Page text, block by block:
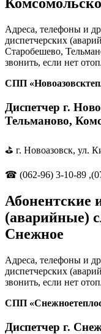
Адреса, телефоны и
диспетчерских
Старобешево,
звонить, если нет
СПП
Диспетчер г.
Тельманово,
⛳ г. Новоазовск, ул.
☎ (062-96) 3-10-89
Абонентские
(аварийные)
Снежное
Адреса, телефоны и
диспетчерских
звонить, если нет
СПП
Диспетчер г.